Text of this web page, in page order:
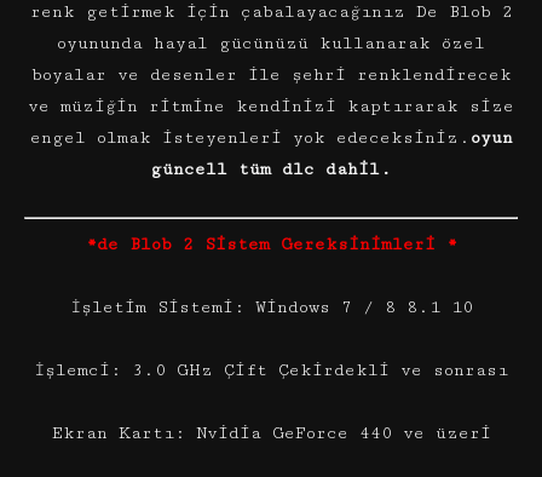
renk getirmek için çabalayacağınız De Blob 2
oyununda hayal gücünüzü kullanarak özel
boyalar ve desenler ile şehri renklendirecek
ve müziğin ritmine kendinizi kaptırarak size
engel olmak isteyenleri yok edeceksiniz. oyun
güncell tüm dlc dahil.
*de Blob 2 Sistem Gereksinimleri *
İşletim Sistemi: Windows 7 / 8 8.1 10
İşlemci: 3.0 GHz Çift Çekirdekli ve sonrası
Ekran Kartı: Nvidia GeForce 440 ve üzeri